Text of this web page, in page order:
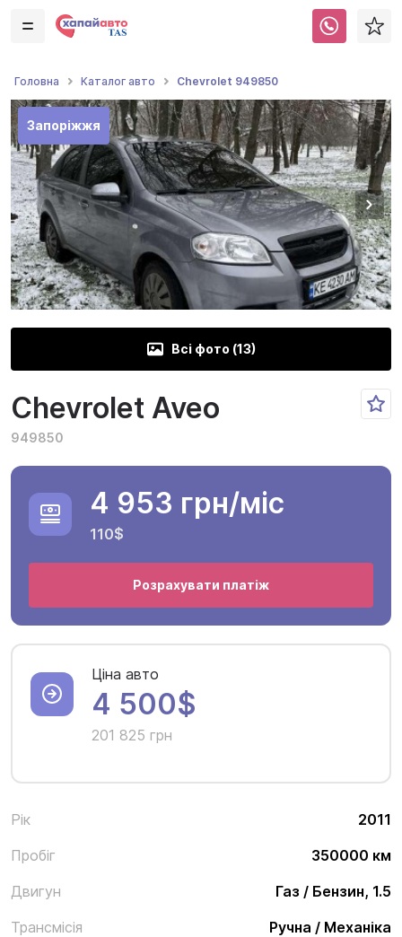
Головна Каталог авто Chevrolet 949850
Запоріжжя
Всі фото (13)
Chevrolet Aveo
949850
Рік
2011
Пробіг
350000 км
Двигун
Газ / Бензин, 1.5
Трансмісія
Ручна / Механіка
4 953 грн/міс
110$
Розрахувати платіж
Ціна авто
4 500$
201 825 грн